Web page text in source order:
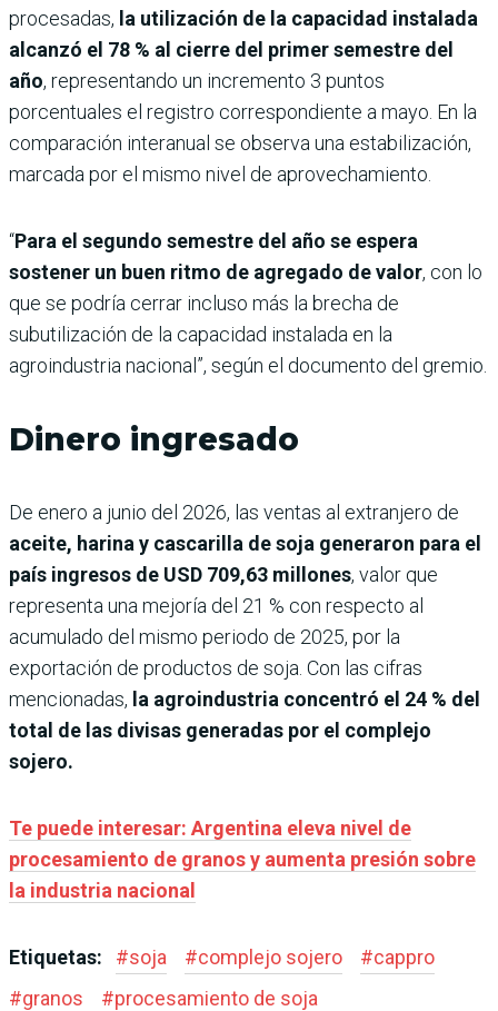
procesadas, la utilización de la capacidad instalada
alcanzó el 78 % al cierre del primer semestre del
año, representando un incremento 3 puntos
porcentuales el registro correspondiente a mayo. En la
comparación interanual se observa una estabilización,
marcada por el mismo nivel de aprovechamiento.
“Para el segundo semestre del año se espera
sostener un buen ritmo de agregado de valor, con lo
que se podría cerrar incluso más la brecha de
subutilización de la capacidad instalada en la
agroindustria nacional”, según el documento del gremio.
Dinero ingresado
De enero a junio del 2026, las ventas al extranjero de
aceite, harina y cascarilla de soja generaron para el
país ingresos de USD 709,63 millones, valor que
representa una mejoría del 21 % con respecto al
acumulado del mismo periodo de 2025, por la
exportación de productos de soja. Con las cifras
mencionadas, la agroindustria concentró el 24 % del
total de las divisas generadas por el complejo
sojero.
Te puede interesar: Argentina eleva nivel de
procesamiento de granos y aumenta presión sobre
la industria nacional
Etiquetas: #soja #complejo sojero #cappro
#granos #procesamiento de soja